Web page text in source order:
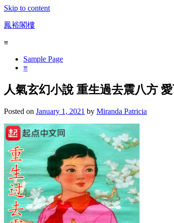
Skip to content
鳳裕閣樓
≡
Sample Page
≡
人氣玄幻小說 重生過去震八方
Posted on January 1, 2021 by Miranda Patricia